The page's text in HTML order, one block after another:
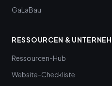
GaLaBau
RESSOURCEN &
Ressourcen-Hub
Website-Checkliste